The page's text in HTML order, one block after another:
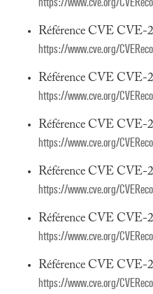
Référence CVE CVE-
https://www.cve.org/
Référence CVE CVE-
https://www.cve.org/
Référence CVE CVE-
https://www.cve.org/
Référence CVE CVE-
https://www.cve.org/
Référence CVE CVE-
https://www.cve.org/
Référence CVE CVE-
https://www.cve.org/